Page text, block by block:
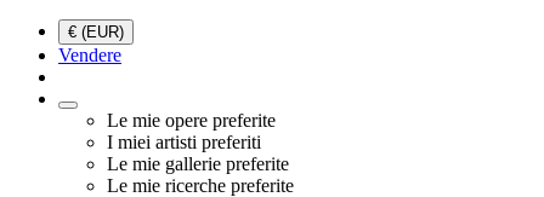
€ (EUR)
Vendere
Le mie opere preferite
I miei artisti preferiti
Le mie gallerie preferite
Le mie ricerche preferite